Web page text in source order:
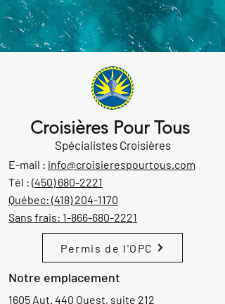
Croisières Pour Tous
Spécialistes Croisières
E-mail : info@croisierespourtous.com
Tél : (450) 680-2221
Québec: (418) 204-1170
Sans frais: 1-866-680-2221
Permis de l'OPC
Notre emplacement
1605 Aut. 440 Ouest, suite 212